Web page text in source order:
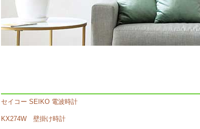
セイコー SEIKO 電波時計
KX274W 壁掛け時計